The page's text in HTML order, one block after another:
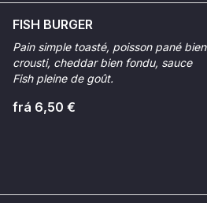
FISH BURGER
Pain simple toasté, poisson pané bien
crousti, cheddar bien fondu, sauce
Fish pleine de goût.
frá 6,50 €